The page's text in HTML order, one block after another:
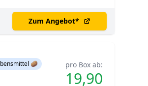
Zum Angebot*
🥔 pro Box ab:
19,90